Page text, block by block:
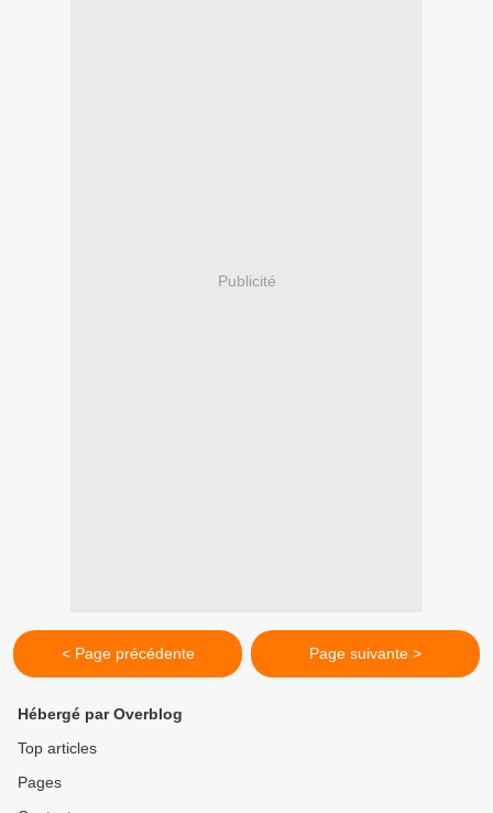
Publicité
< Page précédente Page suivante >
Hébergé par Overblog
Top articles
Pages